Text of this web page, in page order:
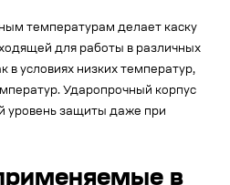
температурам делает каску
для работы в различных
в условиях низких температур,
Ударопрочный корпус
уровень защиты даже при
в